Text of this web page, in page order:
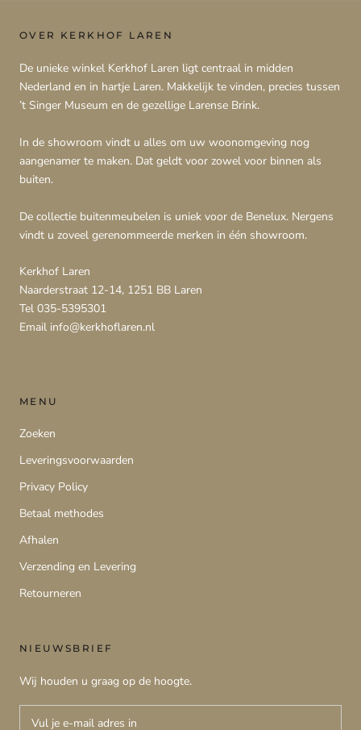
OVER KERKHOF LAREN
De unieke winkel Kerkhof Laren ligt centraal in midden
Nederland en in hartje Laren. Makkelijk te vinden, precies tussen
’t Singer Museum en de gezellige Larense Brink.
In de showroom vindt u alles om uw woonomgeving nog
aangenamer te maken. Dat geldt voor zowel voor binnen als
buiten.
De collectie buitenmeubelen is uniek voor de Benelux. Nergens
vindt u zoveel gerenommeerde merken in één showroom.
Kerkhof Laren
Naarderstraat 12-14, 1251 BB Laren
Tel 035-5395301
Email info@kerkhoflaren.nl
MENU
Zoeken
Leveringsvoorwaarden
Privacy Policy
Betaal methodes
Afhalen
Verzending en Levering
Retourneren
NIEUWSBRIEF
Wij houden u graag op de hoogte.